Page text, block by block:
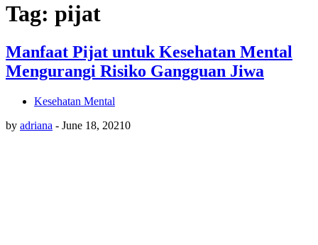
Tag: pijat
Manfaat Pijat untuk Kesehatan Mental
Mengurangi Risiko Gangguan Jiwa
Kesehatan Mental
by adriana - June 18, 20210